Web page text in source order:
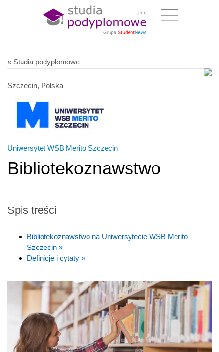
« Studia podyplomowe
Szczecin, Polska
Uniwersytet WSB Merito Szczecin
Bibliotekoznawstwo
Spis treści
Bibliotekoznawstwo na Uniwersytecie WSB Merito
Szczecin »
Definicje i cytaty »